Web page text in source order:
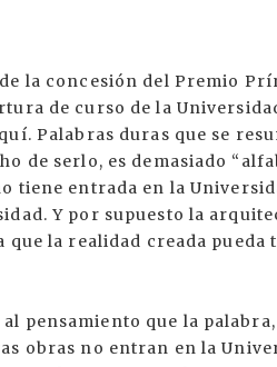
la concesión del Premio
de curso de la
Palabras duras que se
de serlo, es demasiado
tiene entrada en la
Y por supuesto la
que la realidad creada
al pensamiento que la
obras no entran en la